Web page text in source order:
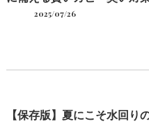
2025/07/26
【保存版】夏にこそ水回